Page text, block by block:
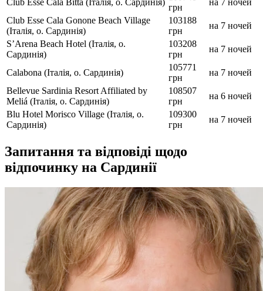
Club Esse Cala Bitta (Італія, о. Сардинія)
грн
на 7 ночей
Club Esse Cala Gonone Beach Village
(Італія, о. Сардинія)
103188
грн
на 7 ночей
S’Arena Beach Hotel (Італія, о.
Сардинія)
103208
грн
на 7 ночей
Calabona (Італія, о. Сардинія)
105771
грн
на 7 ночей
Bellevue Sardinia Resort Affiliated by
Meliá (Італія, о. Сардинія)
108507
грн
на 6 ночей
Blu Hotel Morisco Village (Італія, о.
Сардинія)
109300
грн
на 7 ночей
Запитання та відповіді щодо
відпочинку на Сардинії